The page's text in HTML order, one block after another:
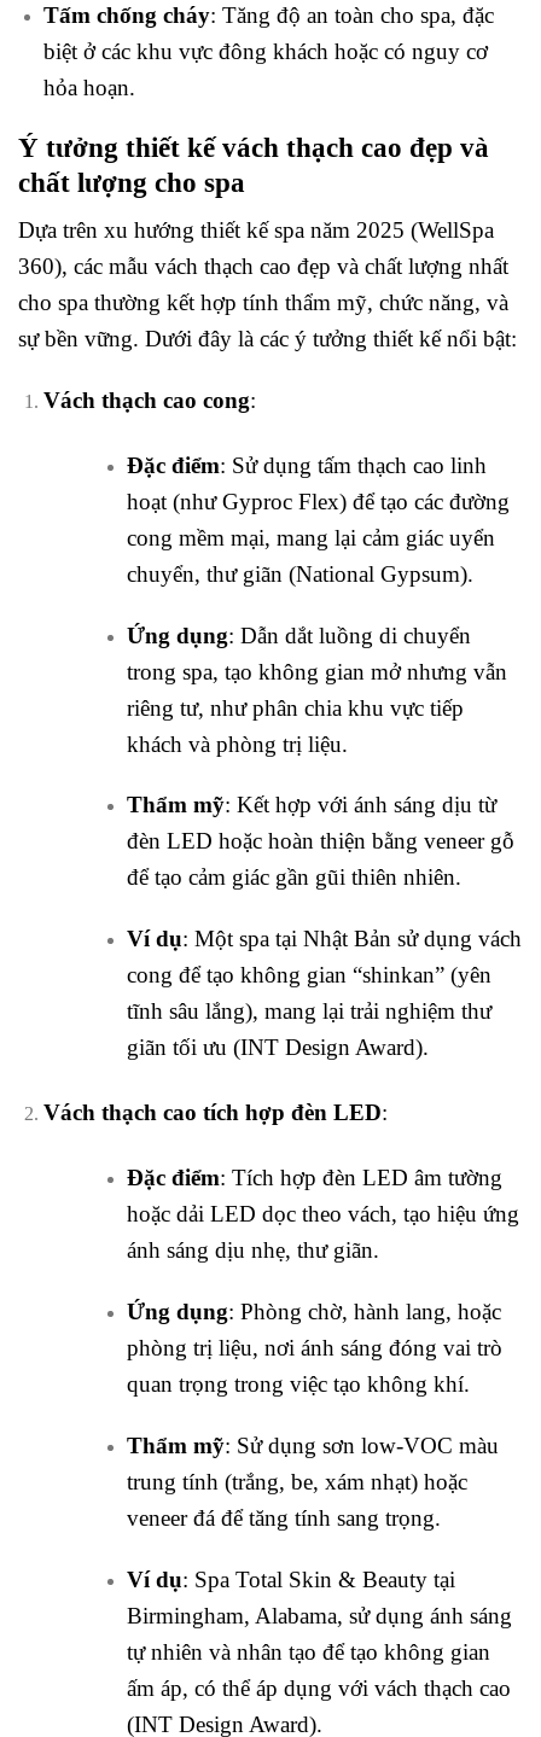
Tấm chống cháy: Tăng độ an toàn cho spa, đặc
biệt ở các khu vực đông khách hoặc có nguy cơ
hỏa hoạn.
Ý tưởng thiết kế vách thạch cao đẹp và
chất lượng cho spa
Dựa trên xu hướng thiết kế spa năm 2025 (WellSpa
360), các mẫu vách thạch cao đẹp và chất lượng nhất
cho spa thường kết hợp tính thẩm mỹ, chức năng, và
sự bền vững. Dưới đây là các ý tưởng thiết kế nổi bật:
Vách thạch cao cong:
Đặc điểm: Sử dụng tấm thạch cao linh
hoạt (như Gyproc Flex) để tạo các đường
cong mềm mại, mang lại cảm giác uyển
chuyển, thư giãn (National Gypsum).
Ứng dụng: Dẫn dắt luồng di chuyển
trong spa, tạo không gian mở nhưng vẫn
riêng tư, như phân chia khu vực tiếp
khách và phòng trị liệu.
Thẩm mỹ: Kết hợp với ánh sáng dịu từ
đèn LED hoặc hoàn thiện bằng veneer gỗ
để tạo cảm giác gần gũi thiên nhiên.
Ví dụ: Một spa tại Nhật Bản sử dụng vách
cong để tạo không gian “shinkan” (yên
tĩnh sâu lắng), mang lại trải nghiệm thư
giãn tối ưu (INT Design Award).
Vách thạch cao tích hợp đèn LED:
Đặc điểm: Tích hợp đèn LED âm tường
hoặc dải LED dọc theo vách, tạo hiệu ứng
ánh sáng dịu nhẹ, thư giãn.
Ứng dụng: Phòng chờ, hành lang, hoặc
phòng trị liệu, nơi ánh sáng đóng vai trò
quan trọng trong việc tạo không khí.
Thẩm mỹ: Sử dụng sơn low-VOC màu
trung tính (trắng, be, xám nhạt) hoặc
veneer đá để tăng tính sang trọng.
Ví dụ: Spa Total Skin & Beauty tại
Birmingham, Alabama, sử dụng ánh sáng
tự nhiên và nhân tạo để tạo không gian
ấm áp, có thể áp dụng với vách thạch cao
(INT Design Award).